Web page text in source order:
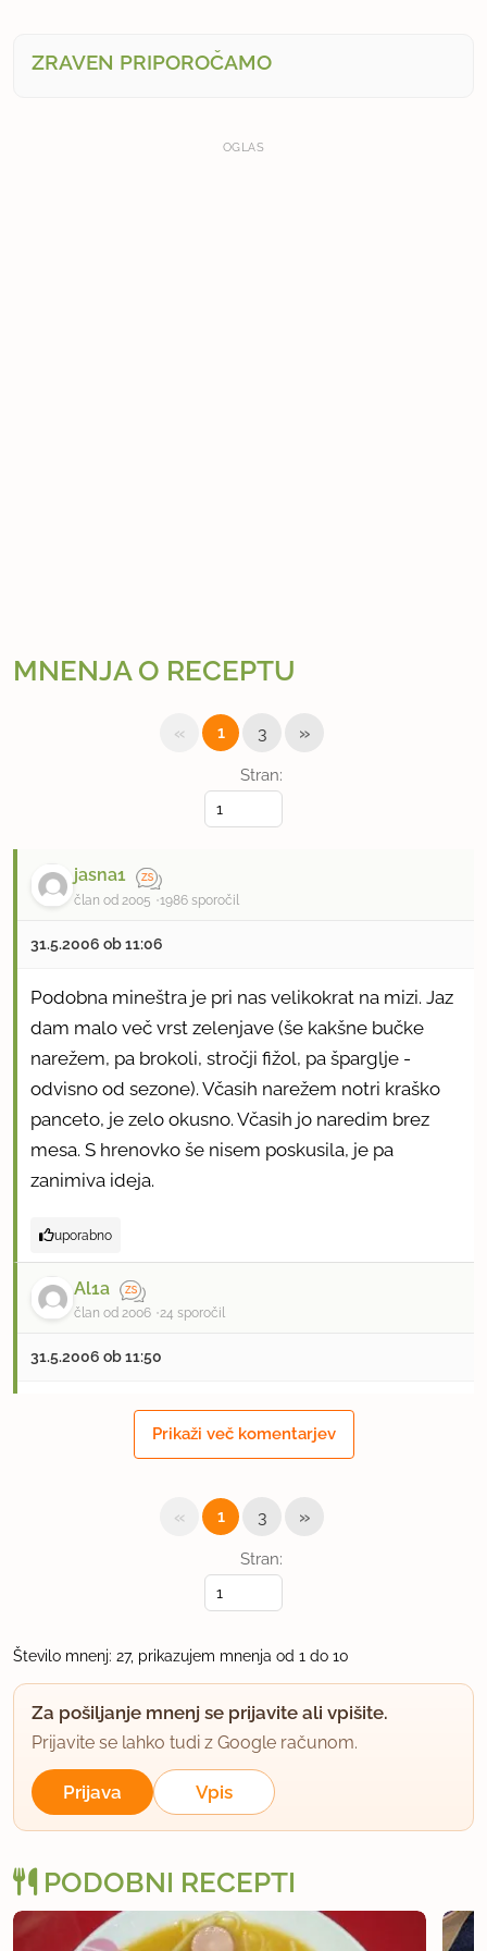
ZRAVEN PRIPOROČAMO
OGLAS
MNENJA O RECEPTU
Stran:
« 1 3 »
jasna1
član od 2005 1986 sporočil
31.5.2006 ob 11:06
Podobna mineštra je pri nas velikokrat na mizi. Jaz
dam malo več vrst zelenjave (še kakšne bučke
narežem, pa brokoli, stročji fižol, pa šparglje -
odvisno od sezone). Včasih narežem notri kraško
panceto, je zelo okusno. Včasih jo naredim brez
mesa. S hrenovko še nisem poskusila, je pa
zanimiva ideja.
uporabno
Al1a
član od 2006 24 sporočil
31.5.2006 ob 11:50
Hvala, Jasna, pri nas mladina brokoli sovraži, bom
pa poskusila s stročjim fižolom. Si predstavljam, da
Ah, ja, enako dobro se namesto hrenovk obnese
Osnovna verzija pa nosi pri nas ime: Mamina juhca.
:).
uporabno
Simona84
član od 2005 3036 sporočil
S hrenovko je super- jaz narezano hrenovko,
preden jo dam v čorbico, popečem na žlici masla.
Prikaži več komentarjev
Stran:
« 1 3 »
Število mnenj: 27, prikazujem mnenja od 1 do 10
Za pošiljanje mnenj se prijavite ali vpišite.
Prijavite se lahko tudi z Google računom.
Prijava Vpis
PODOBNI RECEPTI